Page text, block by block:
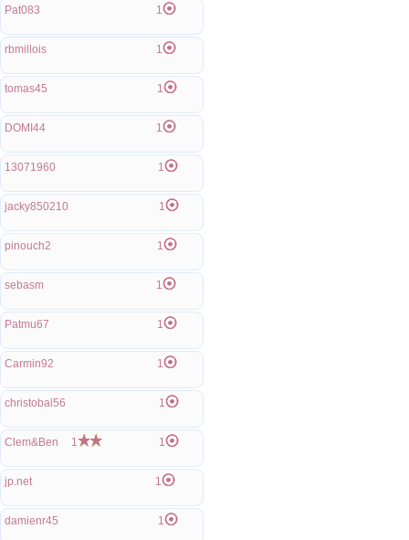
Pat083 1
rbmillois 1
tomas45 1
DOMI44 1
13071960 1
jacky850210 1
pinouch2 1
sebasm 1
Patmu67 1
Carmin92 1
christobal56 1
Clem&Ben 1 1
jp.net 1
damienr45 1